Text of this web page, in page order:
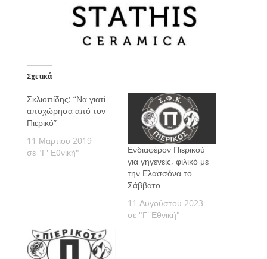
Σχετικά
Σκλιοπίδης: “Να γιατί
αποχώρησα από τον
Πιερικό”
11 Μαρτίου 2019
σε "Γ' Εθνική"
Ενδιαφέρον Πιερικού
για γηγενείς, φιλικό με
την Ελασσόνα το
Σάββατο
11 Αυγούστου 2023
σε "Γ' Εθνική"